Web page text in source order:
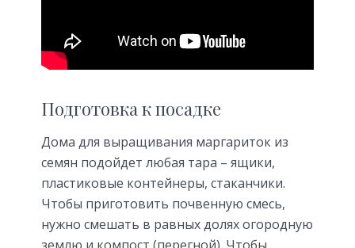
Подготовка к посадке
Дома для выращивания маргариток из
семян подойдет любая тара – ящики,
пластиковые контейнеры, стаканчики.
Чтобы приготовить почвенную смесь,
нужно смешать в равных долях огородную